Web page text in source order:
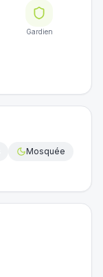
Gardien
Mosquée